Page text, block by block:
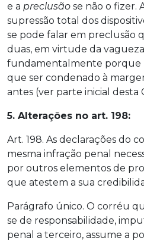
e a preclusão se não o fizer.
supressão total dos
se pode falar em preclusão
duas, em virtude da
fundamentalmente porque
que ser condenado à
antes (ver parte inicial desta
5. Alterações no art. 198:
Art. 198. As declarações do
mesma infração penal
por outros elementos de
que atestem a sua
Parágrafo único. O corréu
se de responsabilidade,
penal a terceiro, assume a